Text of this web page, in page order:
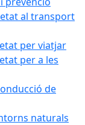
al transport
per viatjar
per a les
de
naturals